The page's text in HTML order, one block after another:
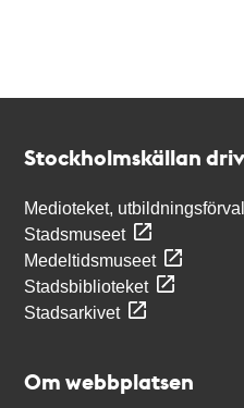
Stockholmskällan
Medioteket,
Stadsmuseet
Medeltidsmuseet
Stadsbiblioteket
Stadsarkivet
Om webbplatsen